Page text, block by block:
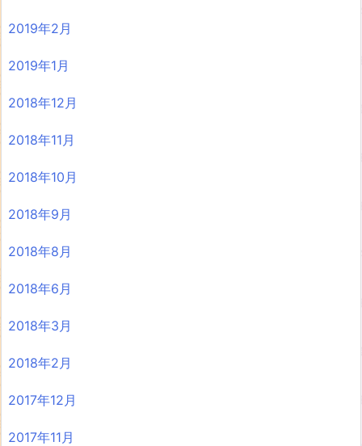
2019年2月
2019年1月
2018年12月
2018年11月
2018年10月
2018年9月
2018年8月
2018年6月
2018年3月
2018年2月
2017年12月
2017年11月